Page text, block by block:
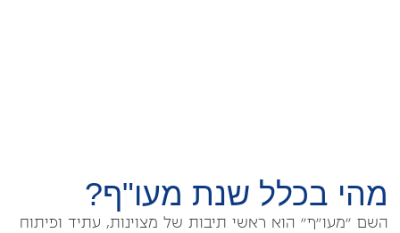
מהי בכלל שנת מעו"ף?
השם "מעו"ף" הוא ראשי תיבות של מצוינות, עתיד ופיתוח